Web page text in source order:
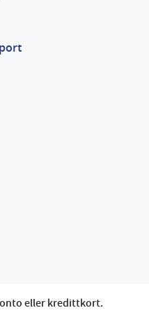
eller kredittkort.